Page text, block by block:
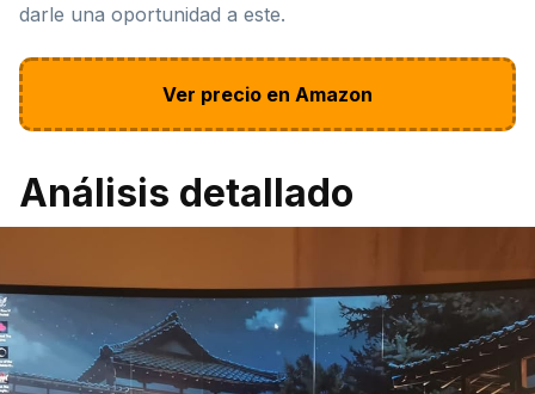
darle una oportunidad a este.
Ver precio en Amazon
Análisis detallado